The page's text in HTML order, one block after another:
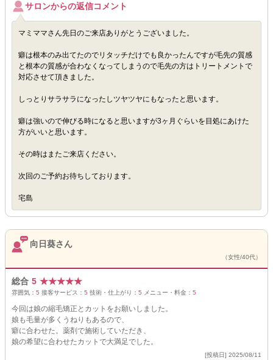
サロンからの返信コメント
マミママさん先日のご来店ありがとうございました。
癖は根本のみ出てたのでリタッチだけでも良かったんですが毛先の質感
と根本の質感が合わなくなってしまうので毛先の方はトリートメントで
対応させて頂きました。
しっとりサラサラになったしツヤツヤにもなったと思います。
癖は強いので伸びる時になると思いますが3ヶ月ぐらいを目処にあけた
方がいいと思います。
その時はまたご来店ください。
次回のご予約お待ちしております。
宅島
向日葵さん
（女性/40代）
総合 5 ★★★★★
雰囲気： 5 接客サービス： 5 技術・仕上がり： 5 メニュー・料金： 5
今回は娘の縮毛矯正とカットをお願いしました。
娘も毛量が多くうねりもあるので、
癖に合わせた。薬剤で施術していただき、
娘の希望に合わせたカットで大満足でした。
[投稿日] 2025/08/11